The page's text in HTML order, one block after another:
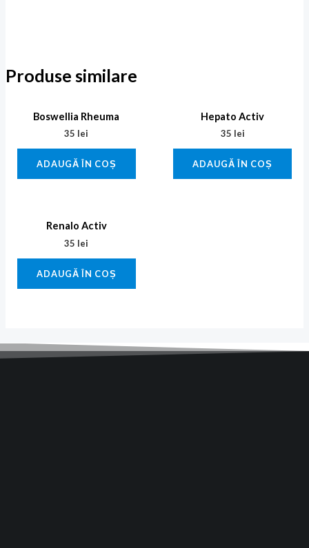
Produse similare
Boswellia Rheuma
35 lei
ADAUGĂ ÎN COȘ
Hepato Activ
35 lei
ADAUGĂ ÎN COȘ
Renalo Activ
35 lei
ADAUGĂ ÎN COȘ